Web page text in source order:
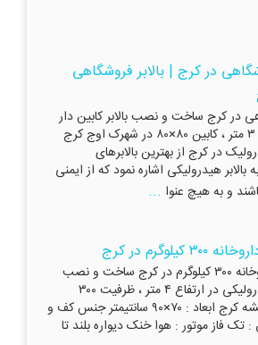
در کرج | بالابر فروشگاهی
در کرج ساخت و نصب بالابر کابین دار
فروشگاهی به ارتفاع ۳ متر ، کابین ۸۰×۸۰ در شهرک اوج کرج
در کرج از بهترين بالابرهای
هيدروليكی اشاره نمود که از ایمنی
و به هيچ عنوا ...
در کرج
بالابر فروشگاهی داروخانه ۳۰۰ کیلوگرم در کرج ساخت و نصب
بالابر فروشگاهی هیدرولیکی در ارتفاع ۴ متر ، ظرفیت ۳۰۰
کیلوگرم در شهرک بنفشه کرج ابعاد : ۷۰×۹۰ سانتیمتر جنس کف و
فاز موتور : هوا خنک دیواره بلند تا